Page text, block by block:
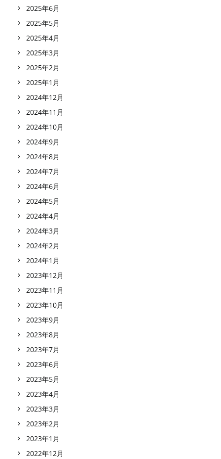
2025年6月
2025年5月
2025年4月
2025年3月
2025年2月
2025年1月
2024年12月
2024年11月
2024年10月
2024年9月
2024年8月
2024年7月
2024年6月
2024年5月
2024年4月
2024年3月
2024年2月
2024年1月
2023年12月
2023年11月
2023年10月
2023年9月
2023年8月
2023年7月
2023年6月
2023年5月
2023年4月
2023年3月
2023年2月
2023年1月
2022年12月